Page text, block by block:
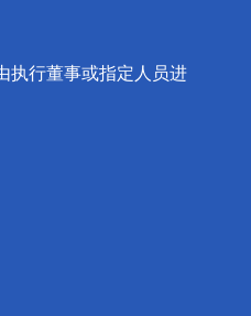
执行董事或指定人员进